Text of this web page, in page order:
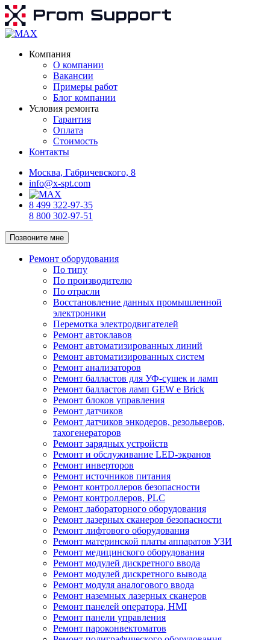
Компания
О компании
Вакансии
Примеры работ
Блог компании
Условия ремонта
Гарантия
Оплата
Стоимость
Контакты
Москва, Габричевского, 8
info@x-spt.com
8 499 322-97-35
8 800 302-97-51
Позвоните мне
Ремонт оборудования
По типу
По производителю
По отрасли
Восстановление данных промышленной
электроники
Перемотка электродвигателей
Ремонт автоклавов
Ремонт автоматизированных линий
Ремонт автоматизированных систем
Ремонт анализаторов
Ремонт балластов для УФ-сушек и ламп
Ремонт балластов ламп GEW e Brick
Ремонт блоков управления
Ремонт датчиков
Ремонт датчиков энкодеров, резольверов,
тахогенераторов
Ремонт зарядных устройств
Ремонт и обслуживание LED-экранов
Ремонт инверторов
Ремонт источников питания
Ремонт контроллеров безопасности
Ремонт контроллеров, PLC
Ремонт лабораторного оборудования
Ремонт лазерных сканеров безопасности
Ремонт лифтового оборудования
Ремонт материнской платы аппаратов УЗИ
Ремонт медицинского оборудования
Ремонт модулей дискретного ввода
Ремонт модулей дискретного вывода
Ремонт модуля аналогового ввода
Ремонт наземных лазерных сканеров
Ремонт панелей оператора, HMI
Ремонт панели управления
Ремонт пароконвектоматов